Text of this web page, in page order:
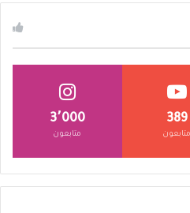
389
متابعون
3٬000
متابعون